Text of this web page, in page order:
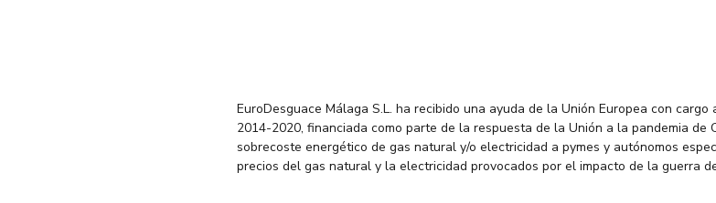
EuroDesguace Málaga S.L. ha recibido una ayuda de la Unión Europea con cargo
2014-2020, financiada como parte de la respuesta de la Unión a la pandemia de
sobrecoste energético de gas natural y/o electricidad a pymes y autónomos
precios del gas natural y la electricidad provocados por el impacto de la guerra